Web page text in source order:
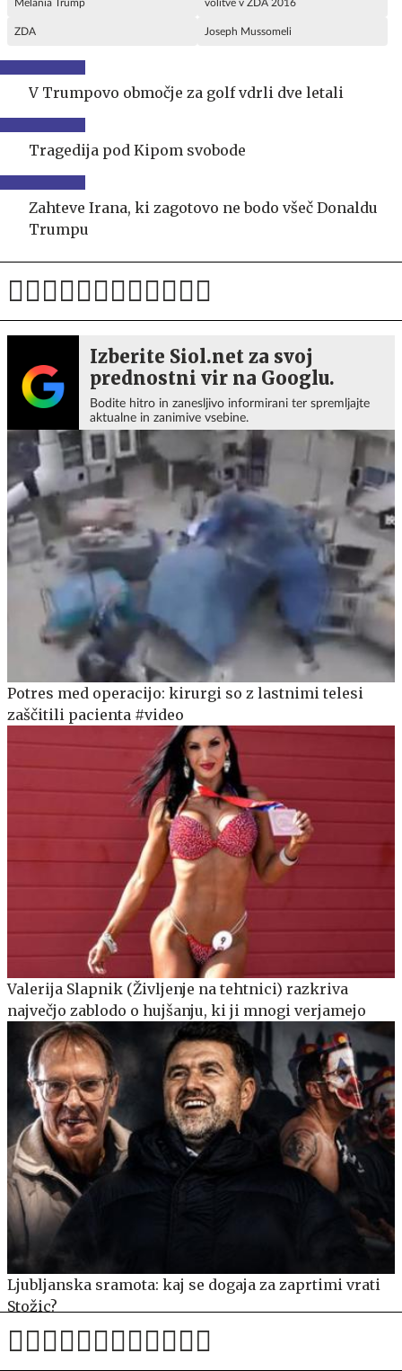
Melania Trump volitve v ZDA 2016
ZDA Joseph Mussomeli
V Trumpovo območje za golf vdrli dve letali
Tragedija pod Kipom svobode
Zahteve Irana, ki zagotovo ne bodo všeč Donaldu
Trumpu
Izberite Siol.net za svoj
prednostni vir na Googlu.
Bodite hitro in zanesljivo informirani ter spremljajte
aktualne in zanimive vsebine.
Potres med operacijo: kirurgi so z lastnimi telesi
zaščitili pacienta #video
Valerija Slapnik (Življenje na tehtnici) razkriva
največjo zablodo o hujšanju, ki ji mnogi verjamejo
Ljubljanska sramota: kaj se dogaja za zaprtimi vrati
Stožic?